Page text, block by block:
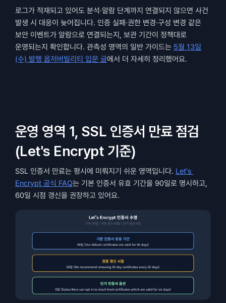
로그가 적재되고 있어도 분석·알람 단계까지 연결되지 않으면 사건
발생 시 대응이 늦어집니다. 인증 실패·권한 변경·구성 변경 같은
보안 이벤트가 알람으로 연결되는지, 보관 기간이 정책대로
운영되는지 확인합니다. 관측성 영역의 일반 가이드는 5월 13일
(수) 발행 옵저버빌리티 입문 글에서 더 자세히 정리했어요.
운영 영역 1, SSL 인증서 만료 점검
(Let's Encrypt 기준)
SSL 인증서 만료는 평시에 미뤄지기 쉬운 영역입니다. Let's
Encrypt 공식 FAQ는 기본 인증서 유효 기간을 90일로 명시하고,
60일 시점 갱신을 권장하고 있어요.